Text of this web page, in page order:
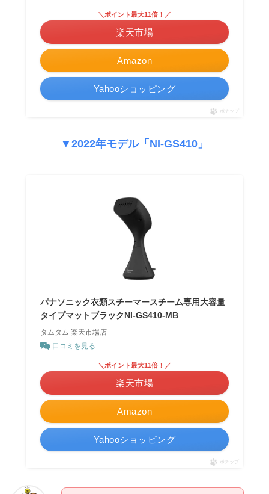
Amazon
＼ポイント最大11倍！／
楽天市場
Yahooショッピング
ポチップ
▼2022年モデル「NI-GS410」
パナソニック衣類スチーマースチーム専用大容量
タイプマットブラックNI-GS410-MB
タムタム 楽天市場店
口コミを見る
Amazon
＼ポイント最大11倍！／
楽天市場
Yahooショッピング
ポチップ